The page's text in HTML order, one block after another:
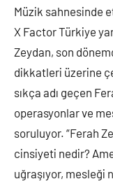
Müzik sahnesinde
X Factor Türkiye
Zeydan, son
dikkatleri üzerine
sıkça adı geçen
operasyonlar ve
soruluyor. “Ferah
cinsiyeti nedir?
uğraşıyor, mesleği